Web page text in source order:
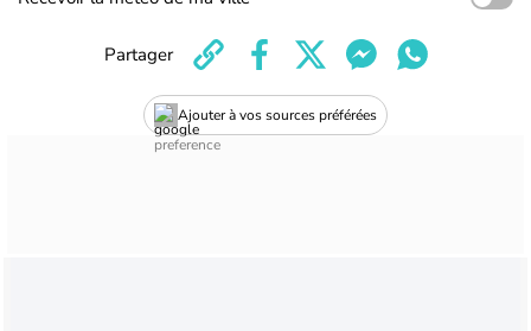
Ajouter à vos sources préférées
Partager